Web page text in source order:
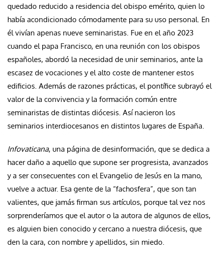
quedado reducido a residencia del obispo emérito, quien lo
había acondicionado cómodamente para su uso personal. En
él vivían apenas nueve seminaristas. Fue en el año 2023
cuando el papa Francisco, en una reunión con los obispos
españoles, abordó la necesidad de unir seminarios, ante la
escasez de vocaciones y el alto coste de mantener estos
edificios. Además de razones prácticas, el pontífice subrayó el
valor de la convivencia y la formación común entre
seminaristas de distintas diócesis. Así nacieron los
seminarios interdiocesanos en distintos lugares de España.
Infovaticana, una página de desinformación, que se dedica a
hacer daño a aquello que supone ser progresista, avanzados
y a ser consecuentes con el Evangelio de Jesús en la mano,
vuelve a actuar. Esa gente de la “fachosfera”, que son tan
valientes, que jamás firman sus artículos, porque tal vez nos
sorprenderíamos que el autor o la autora de algunos de ellos,
es alguien bien conocido y cercano a nuestra diócesis, que
den la cara, con nombre y apellidos, sin miedo.